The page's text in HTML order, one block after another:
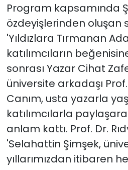
Program kapsamında
özdeyişlerinden oluşan
'Yıldızlara Tırmanan
katılımcıların
sonrası Yazar Cihat
üniversite arkadaşı Prof.
Canım, usta yazarla
katılımcılarla
anlam kattı. Prof. Dr.
'Selahattin Şimşek,
yıllarımızdan itibaren